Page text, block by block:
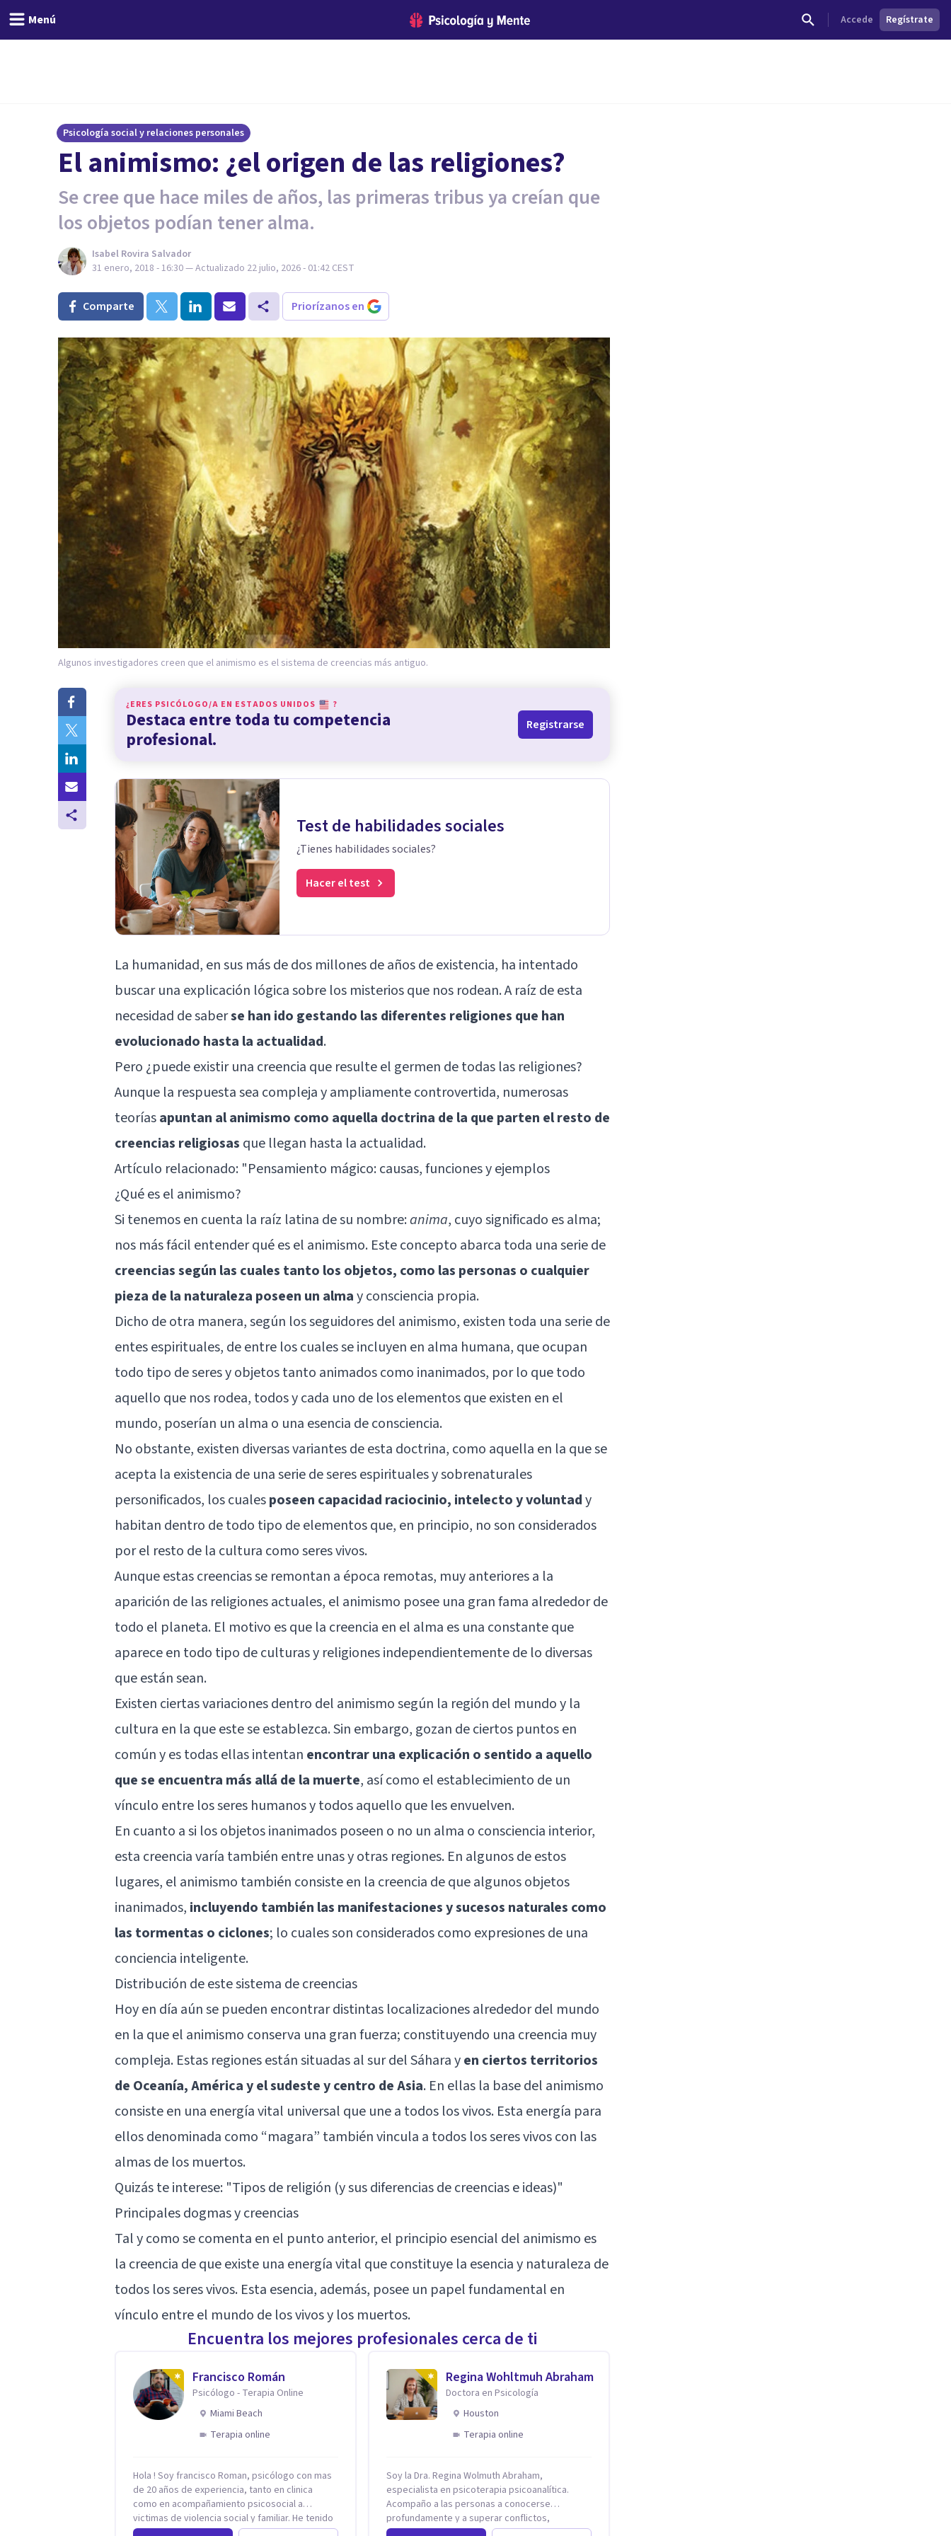
Menú Accede Regístrate
Psicología social y relaciones personales
El animismo: ¿el origen de las religiones?
Se cree que hace miles de años, las primeras tribus ya creían que
los objetos podían tener alma.
Isabel Rovira Salvador
31 enero, 2018 - 16:30— Actualizado 22 julio, 2026 - 01:42 CEST
Comparte Priorízanos en
Algunos investigadores creen que el animismo es el sistema de creencias más antiguo.
¿ERES PSICÓLOGO/A EN ESTADOS UNIDOS ?
Destaca entre toda tu competencia
profesional.
Registrarse
Test de habilidades sociales
¿Tienes habilidades sociales?
Hacer el test
La humanidad, en sus más de dos millones de años de existencia, ha intentado
buscar una explicación lógica sobre los misterios que nos rodean. A raíz de esta
necesidad de saberse han ido gestando las diferentes religiones que han
evolucionado hasta la actualidad.
Pero ¿puede existir una creencia que resulte el germen de todas las religiones?
Aunque la respuesta sea compleja y ampliamente controvertida, numerosas
teoríasapuntan al animismo como aquella doctrina de la que parten el resto de
creencias religiosas que llegan hasta la actualidad.
Artículo relacionado: "Pensamiento mágico: causas, funciones y ejemplos
¿Qué es el animismo?
Si tenemos en cuenta la raíz latina de su nombre:anima, cuyo significado es alma;
nos más fácil entender qué es el animismo. Este concepto abarca toda una serie de
creencias según las cuales tanto los objetos, como las personas o cualquier
pieza de la naturaleza poseen un almay consciencia propia.
Dicho de otra manera, según los seguidores del animismo, existen toda una serie de
entes espirituales, de entre los cuales se incluyen en alma humana, que ocupan
todo tipo de seres y objetos tanto animados como inanimados, por lo que todo
aquello que nos rodea, todos y cada uno de los elementos que existen en el
mundo, poserían un alma o una esencia de consciencia.
No obstante, existen diversas variantes de esta doctrina, como aquella en la que se
acepta la existencia de una serie de seres espirituales y sobrenaturales
personificados, los cualesposeen capacidad raciocinio, intelecto y voluntady
habitan dentro de todo tipo de elementos que, en principio, no son considerados
por el resto de la cultura como seres vivos.
Aunque estas creencias se remontan a época remotas, muy anteriores a la
aparición de las religiones actuales, el animismo posee una gran fama alrededor de
todo el planeta. El motivo es que la creencia en el alma es una constante que
aparece en todo tipo de culturas y religiones independientemente de lo diversas
que están sean.
Existen ciertas variaciones dentro del animismo según la región del mundo y la
cultura en la que este se establezca. Sin embargo, gozan de ciertos puntos en
común y es todas ellas intentan encontrar una explicación o sentido a aquello
que se encuentra más allá de la muerte, así como el establecimiento de un
vínculo entre los seres humanos y todos aquello que les envuelven.
En cuanto a si los objetos inanimados poseen o no un alma o consciencia interior,
esta creencia varía también entre unas y otras regiones. En algunos de estos
lugares, el animismo también consiste en la creencia de que algunos objetos
inanimados, incluyendo también las manifestaciones y sucesos naturales como
las tormentas o ciclones; lo cuales son considerados como expresiones de una
conciencia inteligente.
Distribución de este sistema de creencias
Hoy en día aún se pueden encontrar distintas localizaciones alrededor del mundo
en la que el animismo conserva una gran fuerza; constituyendo una creencia muy
compleja. Estas regiones están situadas al sur del Sáhara yen ciertos territorios
de Oceanía, América y el sudeste y centro de Asia. En ellas la base del animismo
consiste en una energía vital universal que une a todos los vivos. Esta energía para
ellos denominada como “magara” también vincula a todos los seres vivos con las
almas de los muertos.
Quizás te interese: "Tipos de religión (y sus diferencias de creencias e ideas)"
Principales dogmas y creencias
Tal y como se comenta en el punto anterior, el principio esencial del animismo es
la creencia de que existe una energía vital que constituye la esencia y naturaleza de
todos los seres vivos. Esta esencia, además, posee un papel fundamental en
vínculo entre el mundo de los vivos y los muertos.
Encuentra los mejores profesionales cerca de ti
Francisco Román
Psicólogo - Terapia Online
Miami Beach
Terapia online
Hola ! Soy francisco Roman, psicólogo con mas
de 20 años de experiencia, tanto en clinica
como en acompañamiento psicosocial a
victimas de violencia social y familiar. He tenido
la oportunidad de trabajar con niños adultos y
Regina Wohltmuh Abraham
Doctora en Psicología
Houston
Terapia online
Soy la Dra. Regina Wolmuth Abraham,
especialista en psicoterapia psicoanalítica.
Acompaño a las personas a conocerse
profundamente y a superar conflictos,
problemas emocionales y traumas que limitan